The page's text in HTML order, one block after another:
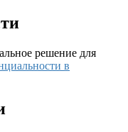
решение для
в